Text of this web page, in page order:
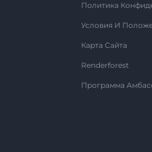
Политика
Условия И
Карта Сайта
Renderforest
Программа